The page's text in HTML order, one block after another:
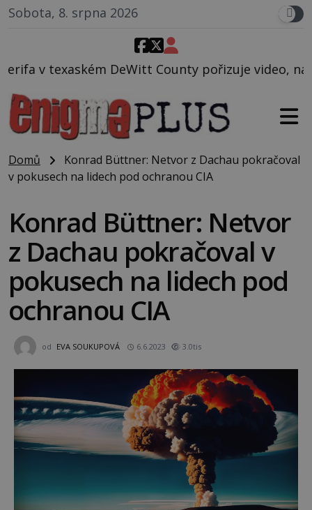
Sobota, 8. srpna 2026
County pořizuje video, na kterém před jeho
Domů
Konrad Büttner: Netvor z Dachau pokračoval
v pokusech na lidech pod ochranou CIA
Konrad Büttner: Netvor
z Dachau pokračoval v
pokusech na lidech pod
ochranou CIA
od EVA SOUKUPOVÁ 6.6.2023 3.0tis